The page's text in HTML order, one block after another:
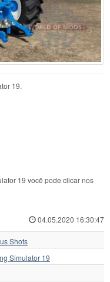
19.
19 você pode clicar nos
04.05.2020 16:30:47
Shots
Simulator 19